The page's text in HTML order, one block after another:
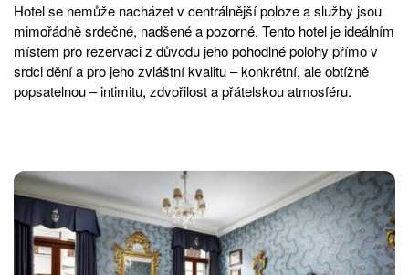
Hotel se nemůže nacházet v centrálnější poloze a služby jsou
mimořádně srdečné, nadšené a pozorné. Tento hotel je ideálním
místem pro rezervaci z důvodu jeho pohodlné polohy přímo v
srdci dění a pro jeho zvláštní kvalitu – konkrétní, ale obtížně
popsatelnou – intimitu, zdvořilost a přátelskou atmosféru.